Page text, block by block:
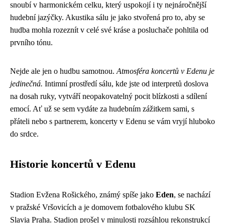
snoubí v harmonickém celku, který uspokojí i ty nejnáročnější
hudební jazýčky. Akustika sálu je jako stvořená pro to, aby se
hudba mohla rozeznít v celé své kráse a posluchače pohltila od
prvního tónu.
Nejde ale jen o hudbu samotnou. Atmosféra koncertů v Edenu je
jedinečná. Intimní prostředí sálu, kde jste od interpretů doslova
na dosah ruky, vytváří neopakovatelný pocit blízkosti a sdílení
emocí. Ať už se sem vydáte za hudebním zážitkem sami, s
přáteli nebo s partnerem, koncerty v Edenu se vám vryjí hluboko
do srdce.
Historie koncertů v Edenu
Stadion Evžena Rošického, známý spíše jako Eden, se nachází
v pražské Vršovicích a je domovem fotbalového klubu SK
Slavia Praha. Stadion prošel v minulosti rozsáhlou rekonstrukcí